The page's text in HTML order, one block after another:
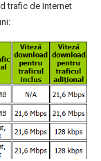
trafic de Internet